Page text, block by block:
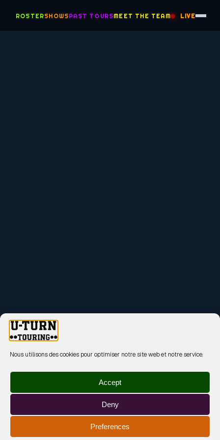
Nous utilisons des cookies pour optimiser notre site web et notre service.
Accept
Deny
Preferences
ROSTERSHOWSPAST TOURSMEET THE TEAM LIVE